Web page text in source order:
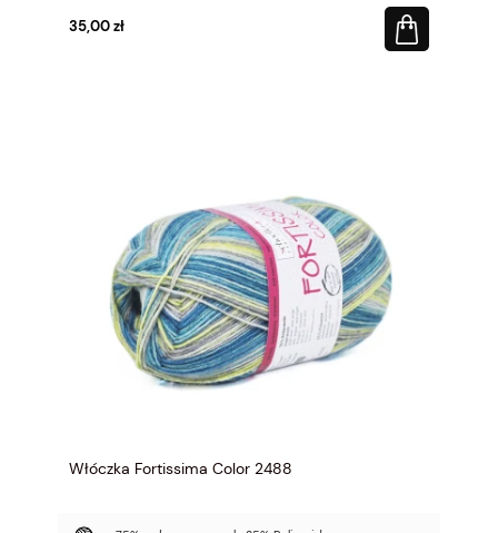
35,00 zł
Włóczka Fortissima Color 2488